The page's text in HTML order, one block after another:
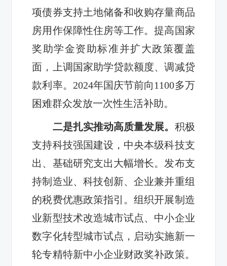
项债券支持土地储备和收购存量商品
房用作保障性住房等工作。提高国家
奖助学金资助标准并扩大政策覆盖
面，上调国家助学贷款额度、调减贷
款利率。2024年国庆节前向1100多万
困难群众发放一次性生活补助。
二是扎实推动高质量发展。 积极
支持科技强国建设，中央本级科技支
出、基础研究支出大幅增长。发布支
持制造业、科技创新、企业兼并重组
的税费优惠政策指引。组织开展制造
业新型技术改造城市试点、中小企业
数字化转型城市试点，启动实施新一
轮专精特新中小企业财政奖补政策。